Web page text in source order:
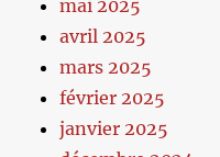
mai 2025
avril 2025
mars 2025
février 2025
janvier 2025